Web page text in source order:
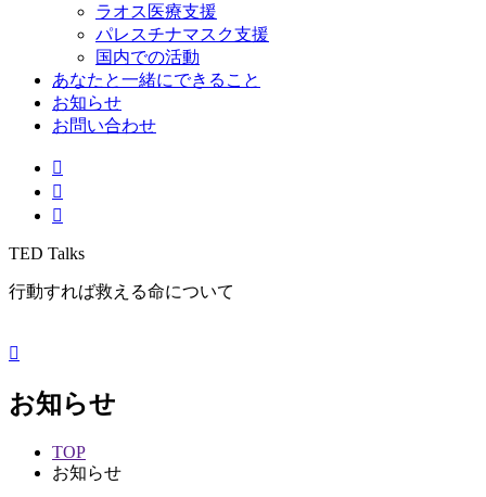
ラオス医療支援
パレスチナマスク支援
国内での活動
あなたと一緒にできること
お知らせ
お問い合わせ
TED Talks
行動すれば救える命について
お知らせ
TOP
お知らせ